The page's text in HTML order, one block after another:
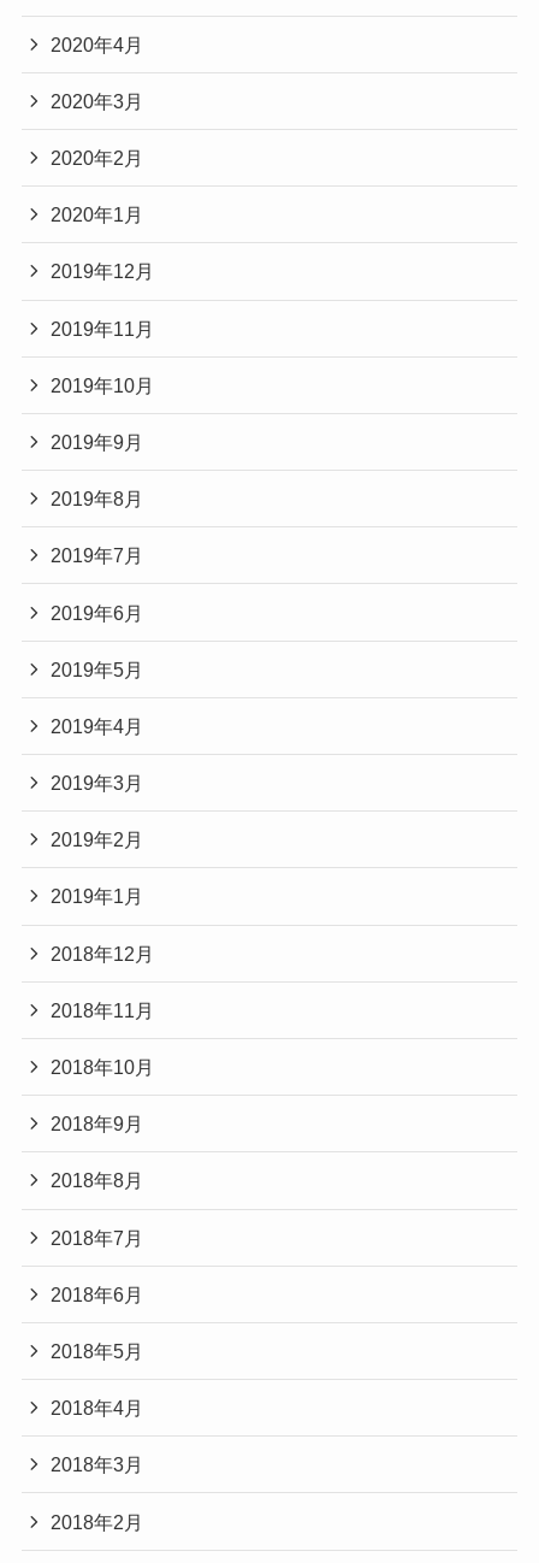
2020年4月
2020年3月
2020年2月
2020年1月
2019年12月
2019年11月
2019年10月
2019年9月
2019年8月
2019年7月
2019年6月
2019年5月
2019年4月
2019年3月
2019年2月
2019年1月
2018年12月
2018年11月
2018年10月
2018年9月
2018年8月
2018年7月
2018年6月
2018年5月
2018年4月
2018年3月
2018年2月